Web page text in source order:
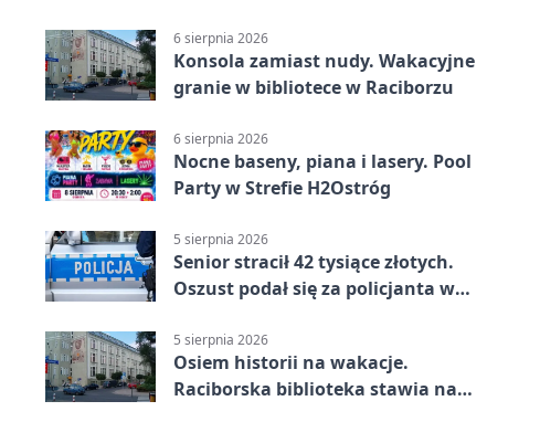
6 sierpnia 2026
Konsola zamiast nudy. Wakacyjne
granie w bibliotece w Raciborzu
6 sierpnia 2026
Nocne baseny, piana i lasery. Pool
Party w Strefie H2Ostróg
5 sierpnia 2026
Senior stracił 42 tysiące złotych.
Oszust podał się za policjanta w
5 sierpnia 2026
Osiem historii na wakacje.
Raciborska biblioteka stawia na